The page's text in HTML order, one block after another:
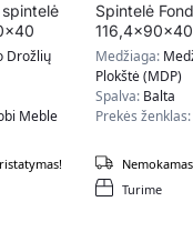
Drožlių
Meble
Spintelė
natūralios
spalvos
Medžiaga:
Plokštė (MDP)
Spalva: Balta
Prekės ženklas:
Turime